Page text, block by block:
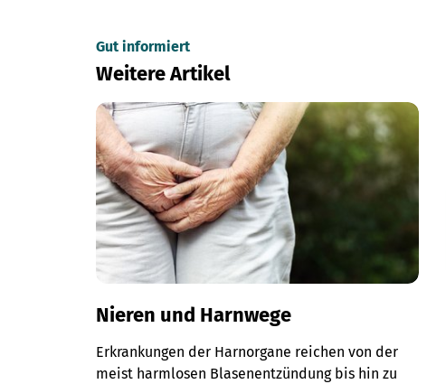
Gut informiert
Weitere Artikel
Nieren und Harnwege
Erkrankungen der Harnorgane reichen von der
meist harmlosen Blasenentzündung bis hin zu